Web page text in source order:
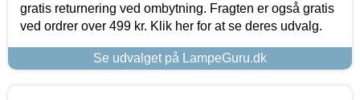
gratis returnering ved ombytning. Fragten er også gratis
ved ordrer over 499 kr. Klik her for at se deres udvalg.
Se udvalget på LampeGuru.dk